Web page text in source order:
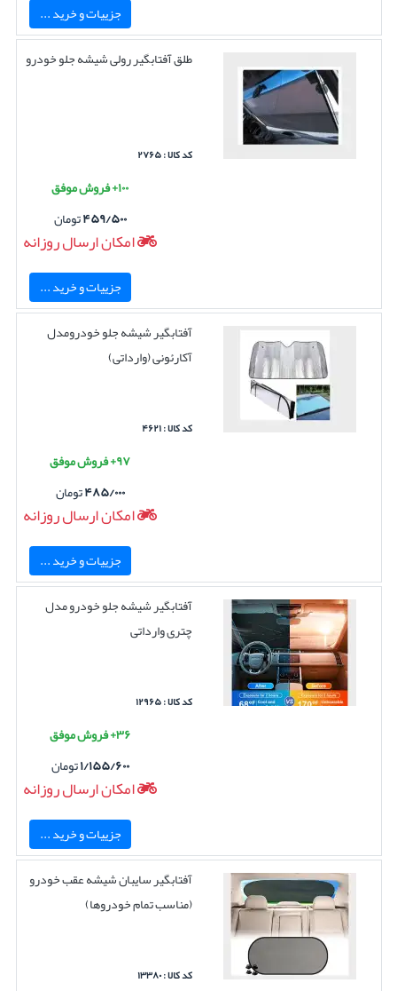
جزییات و خرید ...
طلق آفتابگیر رولی شیشه جلو خودرو
کد کالا : ۲۷۶۵
۱۰۰+ فروش موفق
۴۵۹/۵۰۰تومان
امکان ارسال روزانه
جزییات و خرید ...
آفتابگیر شیشه جلو خودرومدل
آکارئونی (وارداتی)
کد کالا : ۴۶۲۱
۹۷+ فروش موفق
۴۸۵/۰۰۰تومان
امکان ارسال روزانه
جزییات و خرید ...
آفتابگیر شیشه جلو خودرو مدل
چتری وارداتی
کد کالا : ۱۲۹۶۵
۳۶+ فروش موفق
۱/۱۵۵/۶۰۰تومان
امکان ارسال روزانه
جزییات و خرید ...
آفتابگیر سایبان شیشه عقب خودرو
(مناسب تمام خودروها)
کد کالا : ۱۳۳۸۰